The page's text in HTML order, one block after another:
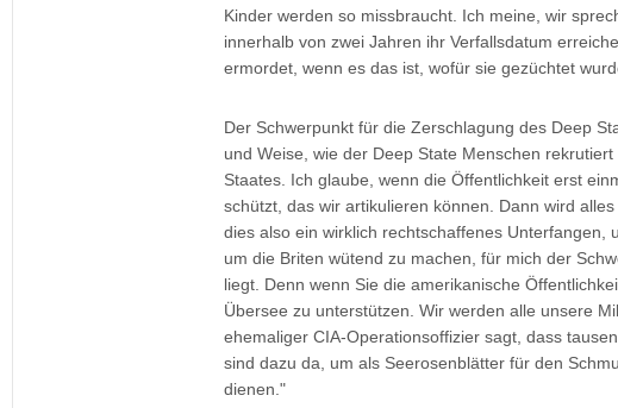
Kinder werden so missbraucht. Ich meine, wir
innerhalb von zwei Jahren ihr Verfallsdatum
ermordet, wenn es das ist, wofür sie gezüchtet
Der Schwerpunkt für die Zerschlagung des Deep
und Weise, wie der Deep State Menschen
Staates. Ich glaube, wenn die Öffentlichkeit erst
schützt, das wir artikulieren können. Dann wird
dies also ein wirklich rechtschaffenes Unterfangen,
um die Briten wütend zu machen, für mich der
liegt. Denn wenn Sie die amerikanische
Übersee zu unterstützen. Wir werden alle unsere
ehemaliger CIA-Operationsoffizier sagt, dass
sind dazu da, um als Seerosenblätter für den
dienen."